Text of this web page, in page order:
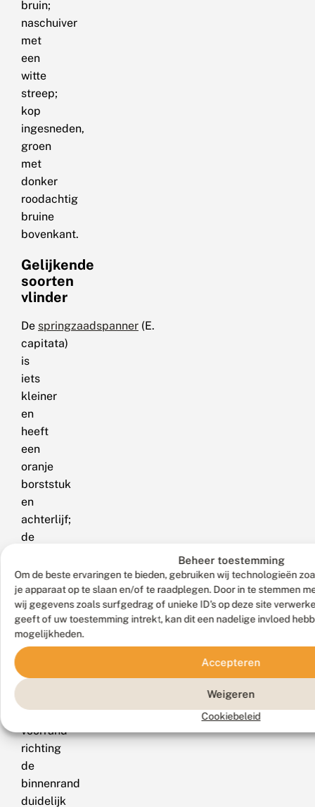
Beheer toestemming
Om de beste ervaringen te bieden, gebruiken wij technologieën
je apparaat op te slaan en/of te raadplegen. Door in te stemmen
wij gegevens zoals surfgedrag of unieke ID's op deze site
geeft of uw toestemming intrekt, kan dit een nadelige invloed
mogelijkheden.
Accepteren
Weigeren
Cookiebeleid
bruin;
naschuiver
met
een
witte
streep;
kop
ingesneden,
groen
met
donker
roodachtig
bruine
bovenkant.
Gelijkende
soorten
vlinder
De springzaadspanner (E.
capitata)
is
iets
kleiner
en
heeft
een
oranje
borststuk
en
achterlijf;
de
in
de
golflijn
nemen
bij
springzaadspanner
de
voorrand
richting
de
binnenrand
duidelijk